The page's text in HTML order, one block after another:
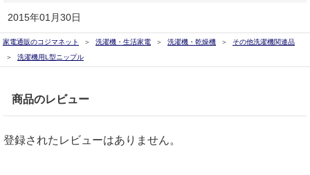
2015年01月30日
家電通販のコジマネット 洗濯機・生活家電 洗濯機・乾燥機
その他洗濯機関連品
洗濯機用L型ニップル
商品のレビュー
登録されたレビューはありません。